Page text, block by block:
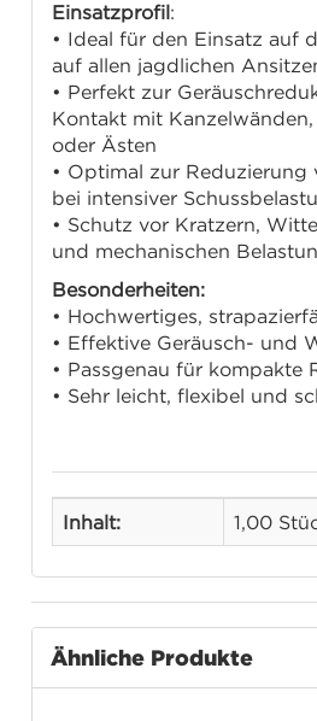
Einsatzprofil:
• Ideal für den Einsatz auf
auf allen jagdlichen
• Perfekt zur
Kontakt mit
oder Ästen
• Optimal zur Reduzierung
bei intensiver
• Schutz vor Kratzern,
und mechanischen
Besonderheiten:
• Hochwertiges,
• Effektive Geräusch- und
• Passgenau für kompakte
• Sehr leicht, flexibel und
Inhalt: 1,00
Ähnliche Produkte